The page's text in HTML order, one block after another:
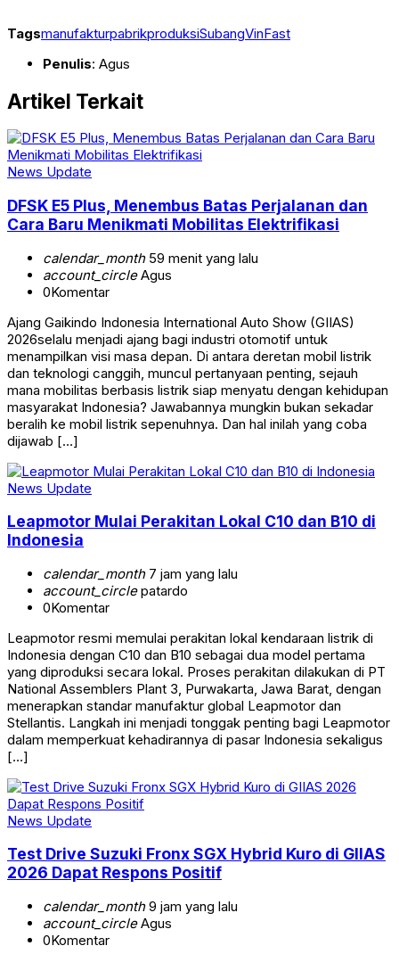
TagsmanufakturpabrikproduksiSubangVinFast
Penulis: Agus
Artikel Terkait
News Update
DFSK E5 Plus, Menembus Batas Perjalanan dan
Cara Baru Menikmati Mobilitas Elektrifikasi
calendar_month59 menit yang lalu
account_circleAgus
0Komentar
Ajang Gaikindo Indonesia International Auto Show (GIIAS)
2026selalu menjadi ajang bagi industri otomotif untuk
menampilkan visi masa depan. Di antara deretan mobil listrik
dan teknologi canggih, muncul pertanyaan penting, sejauh
mana mobilitas berbasis listrik siap menyatu dengan kehidupan
masyarakat Indonesia? Jawabannya mungkin bukan sekadar
beralih ke mobil listrik sepenuhnya. Dan hal inilah yang coba
dijawab […]
News Update
Leapmotor Mulai Perakitan Lokal C10 dan B10 di
Indonesia
calendar_month7 jam yang lalu
account_circlepatardo
0Komentar
Leapmotor resmi memulai perakitan lokal kendaraan listrik di
Indonesia dengan C10 dan B10 sebagai dua model pertama
yang diproduksi secara lokal. Proses perakitan dilakukan di PT
National Assemblers Plant 3, Purwakarta, Jawa Barat, dengan
menerapkan standar manufaktur global Leapmotor dan
Stellantis. Langkah ini menjadi tonggak penting bagi Leapmotor
dalam memperkuat kehadirannya di pasar Indonesia sekaligus
[…]
News Update
Test Drive Suzuki Fronx SGX Hybrid Kuro di GIIAS
2026 Dapat Respons Positif
calendar_month9 jam yang lalu
account_circleAgus
0Komentar